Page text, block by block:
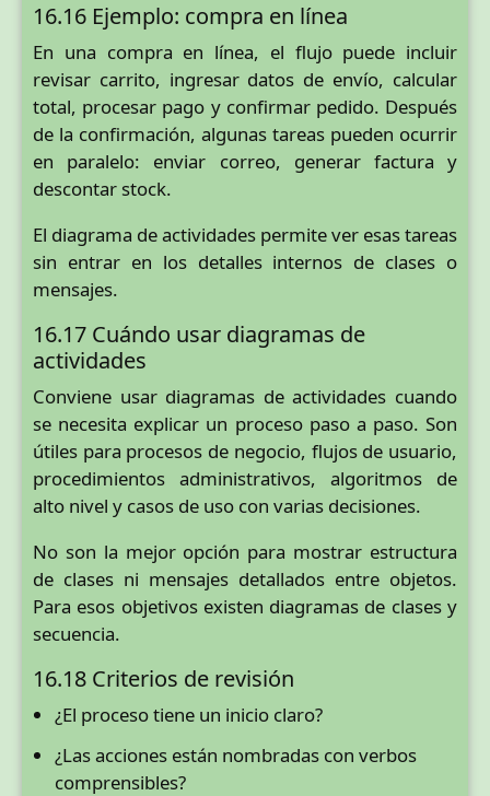
16.16 Ejemplo: compra en línea
En una compra en línea, el flujo puede incluir
revisar carrito, ingresar datos de envío, calcular
total, procesar pago y confirmar pedido. Después
de la confirmación, algunas tareas pueden ocurrir
en paralelo: enviar correo, generar factura y
descontar stock.
El diagrama de actividades permite ver esas tareas
sin entrar en los detalles internos de clases o
mensajes.
16.17 Cuándo usar diagramas de
actividades
Conviene usar diagramas de actividades cuando
se necesita explicar un proceso paso a paso. Son
útiles para procesos de negocio, flujos de usuario,
procedimientos administrativos, algoritmos de
alto nivel y casos de uso con varias decisiones.
No son la mejor opción para mostrar estructura
de clases ni mensajes detallados entre objetos.
Para esos objetivos existen diagramas de clases y
secuencia.
16.18 Criterios de revisión
¿El proceso tiene un inicio claro?
¿Las acciones están nombradas con verbos
comprensibles?